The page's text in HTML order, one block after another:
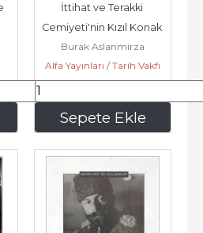
Sepete Ekle
İttihat ve Terakki
Cemiyeti'nin Kızıl Konak
Evrakı : Toplantı
Zabıtları...
Burak Aslanmirza
Alfa Yayınları / Tarih Vakfı
200,60